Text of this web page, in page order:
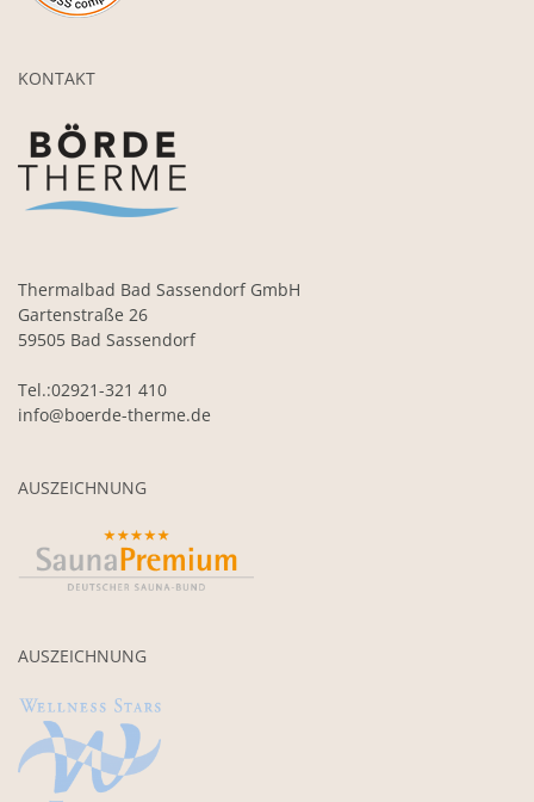
KONTAKT
Thermalbad Bad Sassendorf GmbH
Gartenstraße 26
59505 Bad Sassendorf
Tel.:02921-321 410
info@boerde-therme.de
AUSZEICHNUNG
AUSZEICHNUNG